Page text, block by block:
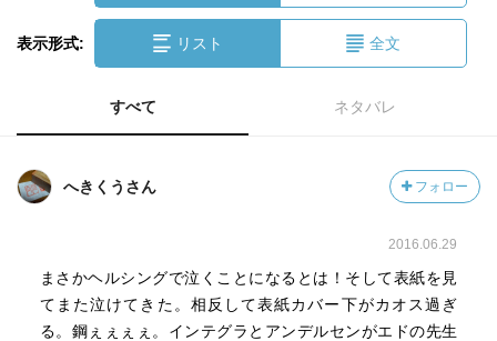
表示形式: リスト 全文
すべて ネタバレ
へきくうさん フォロー
2016.06.29
まさかヘルシングで泣くことになるとは！そして表紙を見
てまた泣けてきた。相反して表紙カバー下がカオス過ぎ
る。鋼ぇぇぇぇ。インテグラとアンデルセンがエドの先生